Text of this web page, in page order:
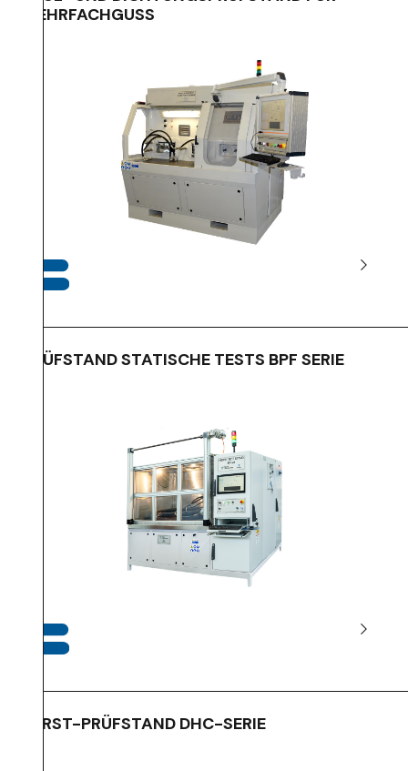
MEHRFACHGUSS
PRÜFSTAND STATISCHE TESTS BPF SERIE
BERST-PRÜFSTAND DHC-SERIE